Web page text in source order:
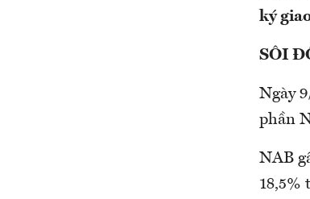
ký
SÔI
Ngày
phần
NAB
18,5%